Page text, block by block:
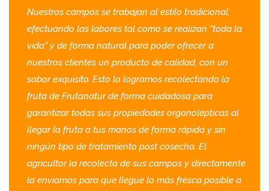
Nuestros campos se trabajan al estilo tradicional,
efectuando las labores tal como se realizan "toda la
vida" y de forma natural para poder ofrecer a
nuestros clientes un producto de calidad, con un
sabor exquisito. Esto lo logramos recolectando la
fruta de Frutanatur de forma cuidadosa para
garantizar todas sus propiedades organolépticas al
llegar la fruta a tus manos de forma rápida y sin
ningún tipo de tratamiento post cosecha. El
agricultor la recolecta de sus campos y directamente
la enviamos para que llegue lo más fresca posible a